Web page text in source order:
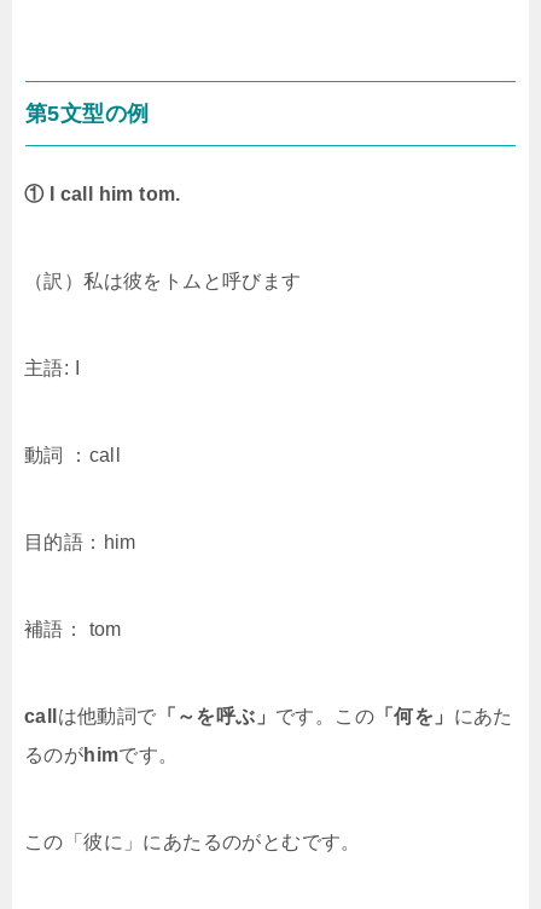
第5文型の例
① I call him tom.
（訳）私は彼をトムと呼びます
主語: I
動詞 ：call
目的語：him
補語： tom
call は他動詞で 「～を呼ぶ」 です。この 「何を」 にあた
るのがhimです。
この「彼に」にあたるのがとむです。